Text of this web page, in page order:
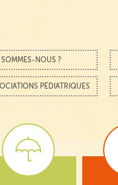
contenuNOUS ?
PÉDIATRIQUES